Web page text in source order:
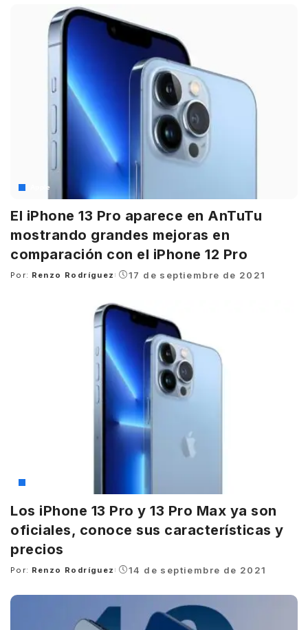
Apple
El iPhone 13 Pro aparece en AnTuTu
mostrando grandes mejoras en
comparación con el iPhone 12 Pro
Posted
Por: Renzo Rodríguez 17 de septiembre de 2021
Los iPhone 13 Pro y 13 Pro Max ya son
oficiales, conoce sus características y
precios
Posted
Por: Renzo Rodríguez 14 de septiembre de 2021